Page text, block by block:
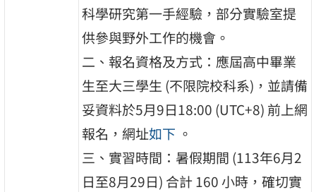
科學研究第一手經驗，部分實驗室提
供參與野外工作的機會。
二、報名資格及方式：應屆高中畢業
生至大三學生 (不限院校科系)，並請備
妥資料於5月9日18:00 (UTC+8) 前上網
報名，網址如下 。
三、實習時間：暑假期間 (113年6月2
日至8月29日) 合計 160 小時，確切實